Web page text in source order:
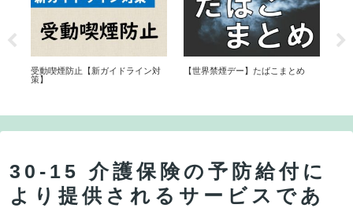
受動喫煙防止【新ガイドライン対
策】
【世界禁煙デー】たばこまとめ
30-15 介護保険の予防給付に
より提供されるサービスであ